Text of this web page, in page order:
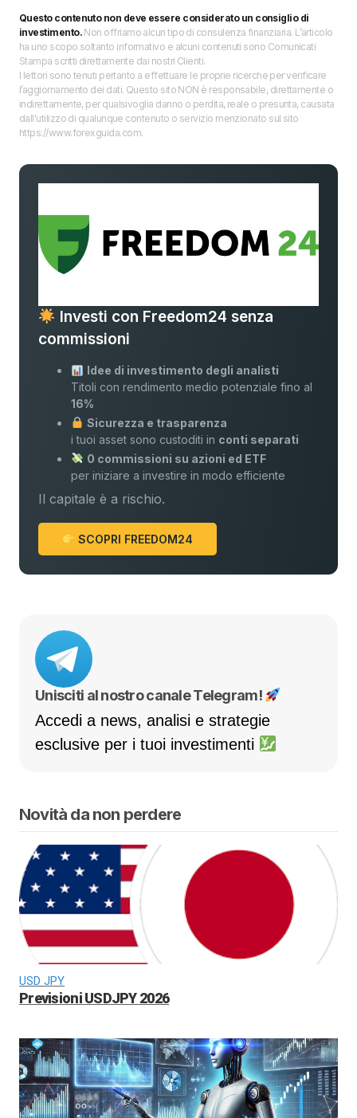
Questo contenuto non deve essere considerato un consiglio di
investimento.Non offriamo alcun tipo di consulenza finanziaria. L’articolo
ha uno scopo soltanto informativo e alcuni contenuti sono Comunicati
Stampa scritti direttamente dai nostri Clienti.
I lettori sono tenuti pertanto a effettuare le proprie ricerche per verificare
l’aggiornamento dei dati. Questo sito NON è responsabile, direttamente o
indirettamente, per qualsivoglia danno o perdita, reale o presunta, causata
dall'utilizzo di qualunque contenuto o servizio menzionato sul sito
https://www.forexguida.com.
Investi con Freedom24 senza
commissioni
Idee di investimento degli analisti
Titoli con rendimento medio potenziale fino al
16%
Sicurezza e trasparenza
i tuoi asset sono custoditi in conti separati
0 commissioni su azioni ed ETF
per iniziare a investire in modo efficiente
Il capitale è a rischio.
SCOPRI FREEDOM24
Unisciti al nostro canale Telegram!
Accedi a news, analisi e strategie
esclusive per i tuoi investimenti
Novità da non perdere
USD JPY
Previsioni USDJPY 2026